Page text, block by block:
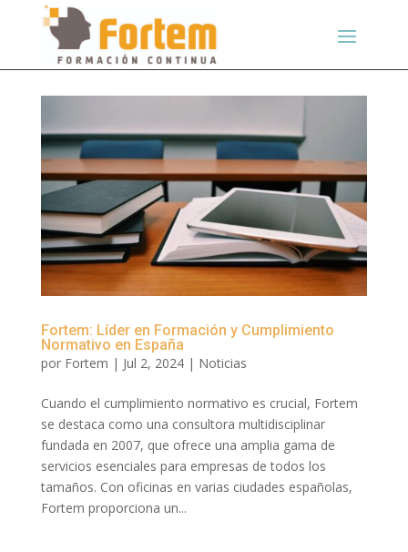
Fortem: Líder en Formación y Cumplimiento
Normativo en España
por Fortem | Jul 2, 2024| Noticias
Cuando el cumplimiento normativo es crucial, Fortem
se destaca como una consultora multidisciplinar
fundada en 2007, que ofrece una amplia gama de
servicios esenciales para empresas de todos los
tamaños. Con oficinas en varias ciudades españolas,
Fortem proporciona un...